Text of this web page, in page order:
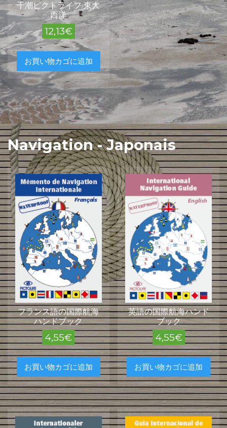
干潮ピクトライフ 東大
西洋
12,13€
お買い物カゴに追加
Navigation - Japonais
フランス語の国際航海
ハンドブック
4,55€
お買い物カゴに追加
英語の国際航海ハンド
ブック
4,55€
お買い物カゴに追加